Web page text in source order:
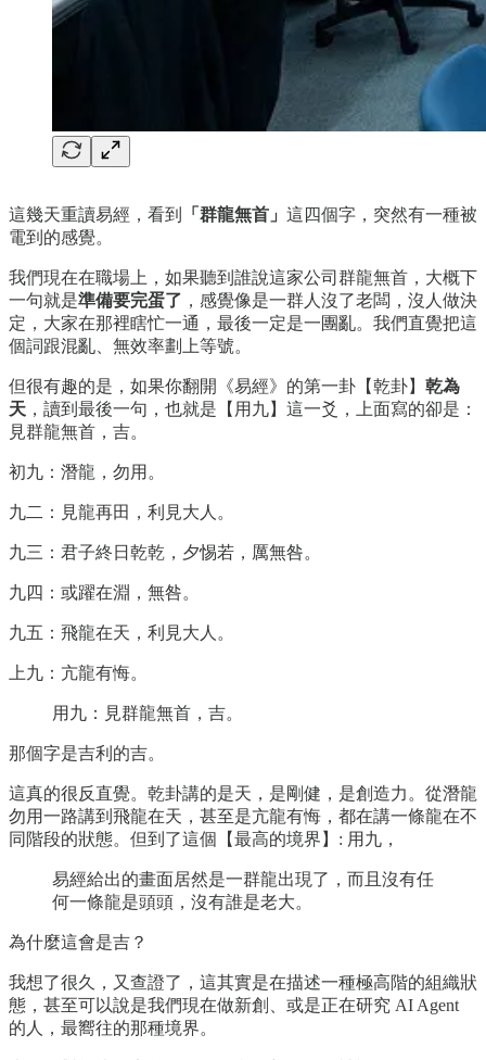
這幾天重讀易經，看到 「群龍無首」 這四個字，突然有一種被
電到的感覺。
我們現在在職場上，如果聽到誰說這家公司群龍無首，大概下
一句就是準備要完蛋了 ，感覺像是一群人沒了老闆，沒人做決
定，大家在那裡瞎忙一通，最後一定是一團亂。我們直覺把這
個詞跟混亂、無效率劃上等號。
但很有趣的是，如果你翻開《易經》的第一卦【乾卦】 乾為
天 ，讀到最後一句，也就是【用九】這一爻，上面寫的卻是：
見群龍無首，吉。
初九：潛龍，勿用。
九二：見龍再田，利見大人。
九三：君子終日乾乾，夕惕若，厲無咎。
九四：或躍在淵，無咎。
九五：飛龍在天，利見大人。
上九：亢龍有悔。
用九：見群龍無首，吉。
那個字是吉利的吉。
這真的很反直覺。乾卦講的是天，是剛健，是創造力。從潛龍
勿用一路講到飛龍在天，甚至是亢龍有悔，都在講一條龍在不
同階段的狀態。但到了這個【最高的境界】: 用九，
易經給出的畫面居然是一群龍出現了，而且沒有任
何一條龍是頭頭，沒有誰是老大。
為什麼這會是吉？
我想了很久，又查證了，這其實是在描述一種極高階的組織狀
態，甚至可以說是我們現在做新創、或是正在研究 AI Agent
的人，最嚮往的那種境界。